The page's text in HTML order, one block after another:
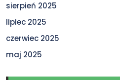
sierpień 2025
lipiec 2025
czerwiec 2025
maj 2025